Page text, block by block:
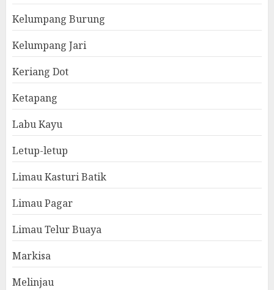
Kelumpang Burung
Kelumpang Jari
Keriang Dot
Ketapang
Labu Kayu
Letup-letup
Limau Kasturi Batik
Limau Pagar
Limau Telur Buaya
Markisa
Melinjau